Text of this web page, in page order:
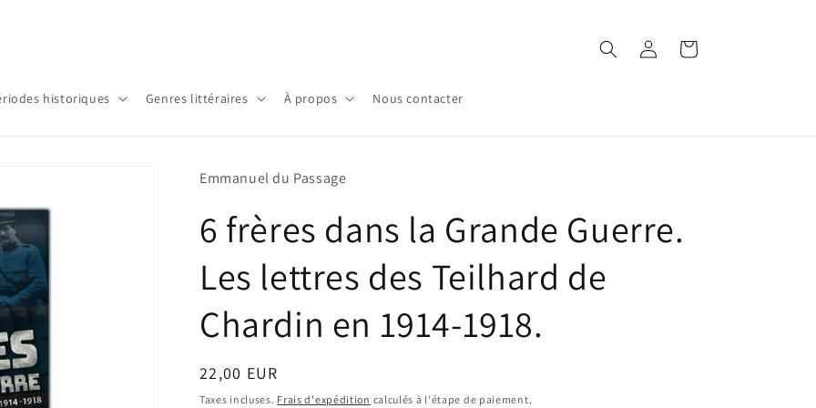
historiques Genres littéraires À propos Nous contacter
Connexion Panier
Emmanuel du Passage
6 frères dans la Grande Guerre.
Les lettres des Teilhard de
Chardin en 1914-1918.
Prix
habituel
22,00 EUR
Taxes incluses. Frais d'expédition calculés à l'étape de paiement.